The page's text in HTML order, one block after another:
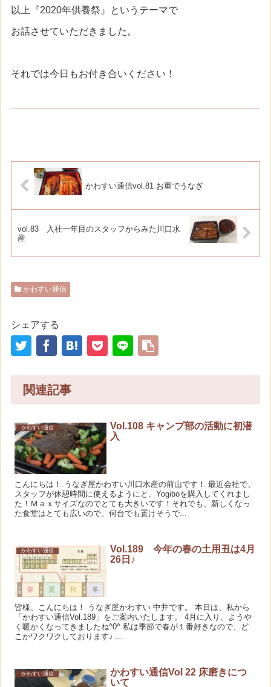
以上『2020年供養祭』というテーマで
お話させていただきました。
それでは今日もお付き合いください！
かわすい通信vol.81 お重でうなぎ
vol.83 入社一年目のスタッフからみた川口水
産
かわすい通信
シェアする
関連記事
かわすい通信
Vol.108 キャンプ部の活動に初潜
入
こんにちは！ うなぎ屋かわすい川口水産の前山です！ 最近会社で、
スタッフが休憩時間に使えるようにと、Yogiboを購入してくれまし
た！Ｍａｘサイズなのでとても大きいです！それでも、新しくなっ
た食堂はとても広いので、何台でも置けそうで...
かわすい通信
Vol.189 今年の春の土用丑は4月
26日♪
皆様、こんにちは！ うなぎ屋かわすい 中井です。 本日は、私から
「かわすい通信Vol.189」をご案内いたします。 4月に入り、ようや
く暖かくなってきましたね^0^ 私は季節で春が１番好きなので、ど
こかワクワクしております♪ ...
かわすい通信
かわすい通信Vol 22 床磨きにつ
いて